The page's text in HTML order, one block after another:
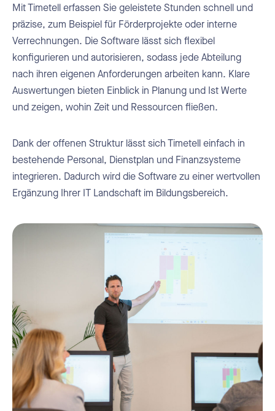
Mit Timetell erfassen Sie geleistete Stunden schnell und
präzise, zum Beispiel für Förderprojekte oder interne
Verrechnungen. Die Software lässt sich flexibel
konfigurieren und autorisieren, sodass jede Abteilung
nach ihren eigenen Anforderungen arbeiten kann. Klare
Auswertungen bieten Einblick in Planung und Ist Werte
und zeigen, wohin Zeit und Ressourcen fließen.
Dank der offenen Struktur lässt sich Timetell einfach in
bestehende Personal, Dienstplan und Finanzsysteme
integrieren. Dadurch wird die Software zu einer wertvollen
Ergänzung Ihrer IT Landschaft im Bildungsbereich.